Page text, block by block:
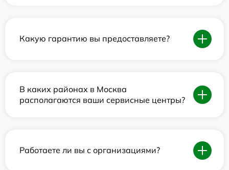
Какую гарантию вы предоставляете?
В каких районах в Москва
располагаются ваши сервисные центры?
Работаете ли вы с организациями?